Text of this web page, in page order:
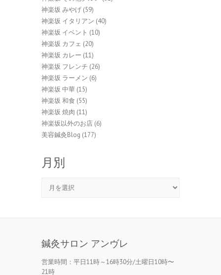
神楽坂 みやげ (59)
神楽坂 イタリアン (40)
神楽坂 イベント (10)
神楽坂 カフェ (20)
神楽坂 カレー (11)
神楽坂 フレンチ (26)
神楽坂 ラーメン (6)
神楽坂 中華 (15)
神楽坂 和食 (55)
神楽坂 焼肉 (11)
神楽坂以外のお店 (6)
美容鍼灸Blog (177)
月別
鍼灸サロン アンヴレ
営業時間：平日11時～16時30分/土曜日10時〜
21時